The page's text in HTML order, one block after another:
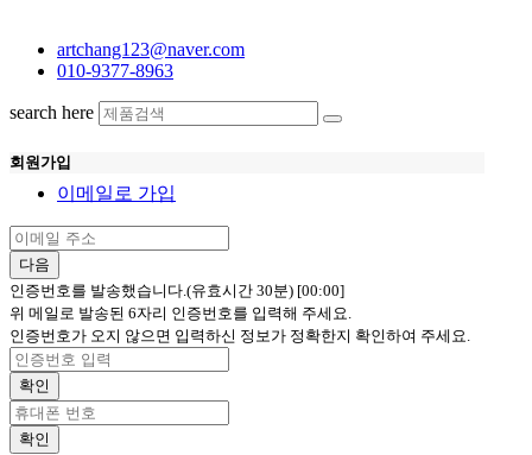
artchang123@naver.com
010-9377-8963
search here
회원가입
이메일로 가입
다음
인증번호를 발송했습니다.(유효시간 30분) [00:00]
위 메일로 발송된 6자리 인증번호를 입력해 주세요.
인증번호가 오지 않으면 입력하신 정보가 정확한지 확인하여 주세요.
확인
확인